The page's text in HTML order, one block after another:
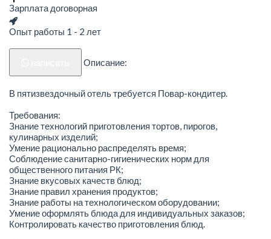
Зарплата договорная
Опыт работы 1 - 2 лет
Описание:
В пятизвездочный отель требуется Повар-кондитер.
Требования:
Знание технологий приготовления тортов, пирогов,
кулинарных изделий;
Умение рационально распределять время;
Соблюдение санитарно-гигиенических норм для
общественного питания РК;
Знание вкусовых качеств блюд;
Знание правил хранения продуктов;
Знание работы на технологическом оборудовании;
Умение оформлять блюда для индивидуальных заказов;
Контролировать качество приготовления блюд.